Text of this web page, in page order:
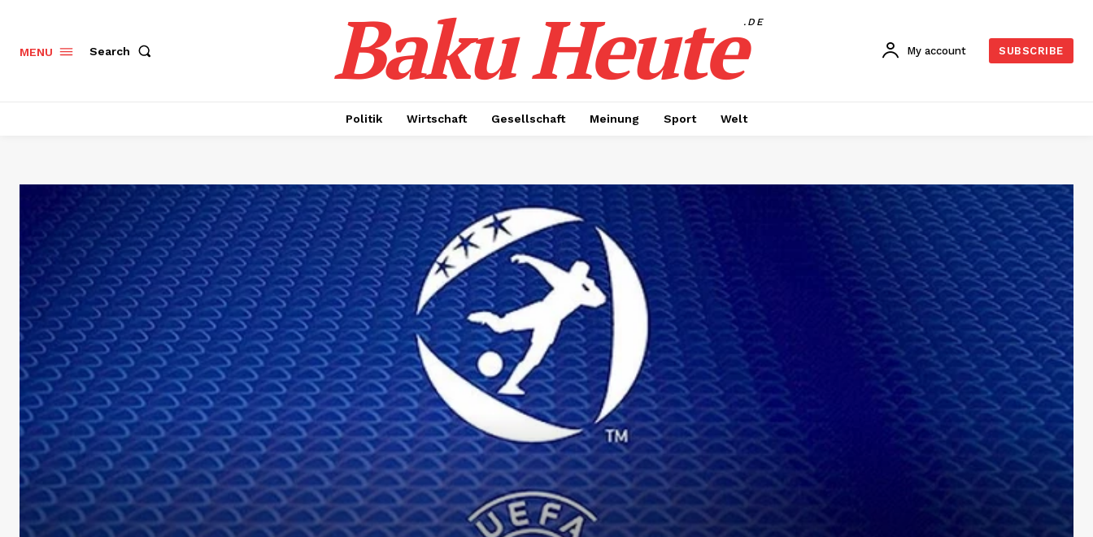
MENU Search Baku Heute.DE
My account SUBSCRIBE
Politik Wirtschaft Gesellschaft Meinung Sport Welt